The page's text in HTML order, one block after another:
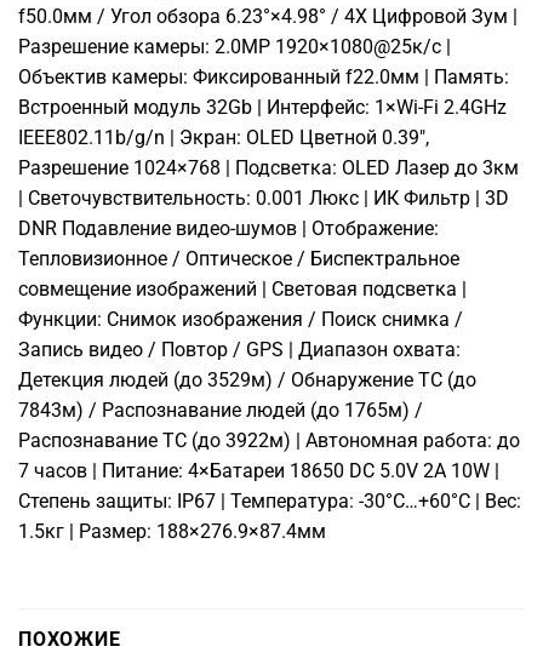
f50.0мм / Угол обзора 6.23°×4.98° / 4X Цифровой Зум |
Разрешение камеры: 2.0MP 1920×1080@25к/с |
Объектив камеры: Фиксированный f22.0мм | Память:
Встроенный модуль 32Gb | Интерфейс: 1×Wi-Fi 2.4GHz
IEEE802.11b/g/n | Экран: OLED Цветной 0.39″,
Разрешение 1024×768 | Подсветка: OLED Лазер до 3км
| Светочувствительность: 0.001 Люкс | ИК Фильтр | 3D
DNR Подавление видео-шумов | Отображение:
Тепловизионное / Оптическое / Биспектральное
совмещение изображений | Световая подсветка |
Функции: Снимок изображения / Поиск снимка /
Запись видео / Повтор / GPS | Диапазон охвата:
Детекция людей (до 3529м) / Обнаружение ТС (до
7843м) / Распознавание людей (до 1765м) /
Распознавание ТС (до 3922м) | Автономная работа: до
7 часов | Питание: 4×Батареи 18650 DC 5.0V 2А 10W |
Степень защиты: IP67 | Температура: -30°C…+60°C | Вес:
1.5кг | Размер: 188×276.9×87.4мм
ПОХОЖИЕ